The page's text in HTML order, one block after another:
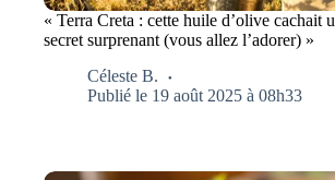
« Terra Creta : cette huile d’olive cachait
secret surprenant (vous allez l’adorer) »
Céleste B.
Publié le 19 août 2025 à 08h33